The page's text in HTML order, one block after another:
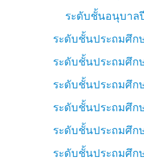
ระดับชั้นอนุบาล
ระดับชั้นประถมศึก
ระดับชั้นประถมศึก
ระดับชั้นประถมศึก
ระดับชั้นประถมศึก
ระดับชั้นประถมศึก
ระดับชั้นประถมศึก